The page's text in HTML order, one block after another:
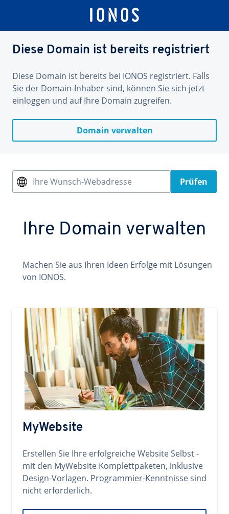
Diese Domain ist bereits registriert
Diese Domain ist bereits bei IONOS registriert. Falls
Sie der Domain-Inhaber sind, können Sie sich jetzt
einloggen und auf Ihre Domain zugreifen.
Domain verwalten
Ihre Wunsch-Webadresse Prüfen
Ihre Domain verwalten
Machen Sie aus Ihren Ideen Erfolge mit Lösungen
von IONOS.
MyWebsite
Erstellen Sie Ihre erfolgreiche Website Selbst -
mit den MyWebsite Komplettpaketen, inklusive
Design-Vorlagen. Programmier-Kenntnisse sind
nicht erforderlich.